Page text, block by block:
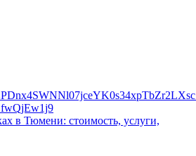
в Тюмени: стоимость, услуги,